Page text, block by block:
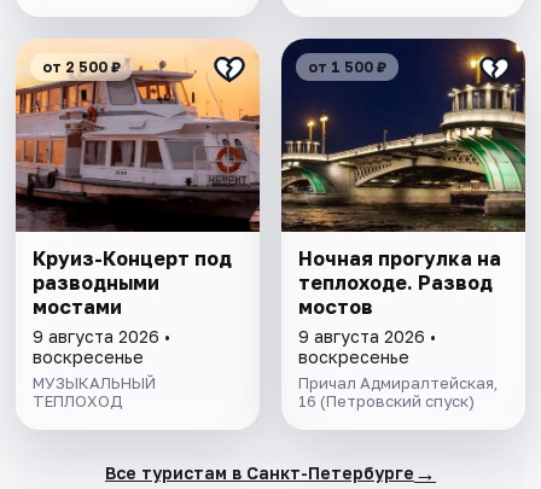
от 2 500 ₽
Круиз-Концерт под
разводными
мостами
9 августа 2026 •
воскресенье
МУЗЫКАЛЬНЫЙ
ТЕПЛОХОД
от 1 500 ₽
Ночная прогулка на
теплоходе. Развод
мостов
9 августа 2026 •
воскресенье
Причал Адмиралтейская,
16 (Петровский спуск)
Все туристам в Санкт-Петербурге →